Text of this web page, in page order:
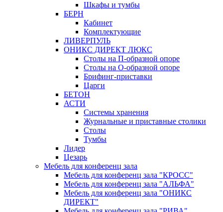
Шкафы и тумбы
БЕРН
Кабинет
Комплектующие
ЛИВЕРПУЛЬ
ОНИКС ДИРЕКТ ЛЮКС
Столы на П-образной опоре
Столы на О-образной опоре
Брифинг-приставки
Царги
БЕТОН
АСТИ
Системы хранения
Журнальные и приставные столики
Столы
Тумбы
Лидер
Цезарь
Мебель для конференц зала
Мебель для конференц зала "КРОСС"
Мебель для конференц зала "АЛЬФА"
Мебель для конференц зала "ОНИКС
ДИРЕКТ"